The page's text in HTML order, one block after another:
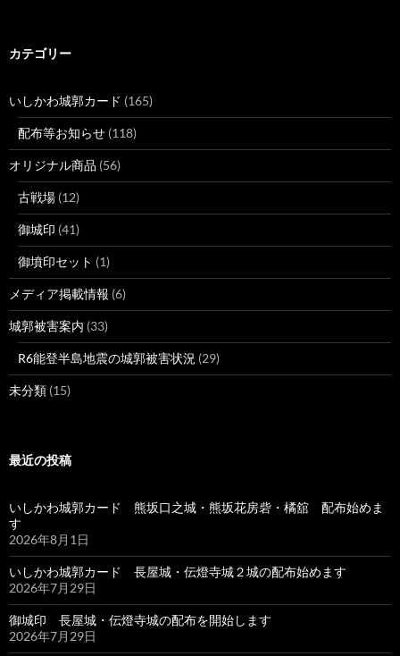
カテゴリー
いしかわ城郭カード (165)
配布等お知らせ (118)
オリジナル商品 (56)
古戦場 (12)
御城印 (41)
御墳印セット (1)
メディア掲載情報 (6)
城郭被害案内 (33)
R6能登半島地震の城郭被害状況 (29)
未分類 (15)
最近の投稿
いしかわ城郭カード 熊坂口之城・熊坂花房砦・橘舘 配布始めま
す
2026年8月1日
いしかわ城郭カード 長屋城・伝燈寺城２城の配布始めます
2026年7月29日
御城印 長屋城・伝燈寺城の配布を開始します
2026年7月29日